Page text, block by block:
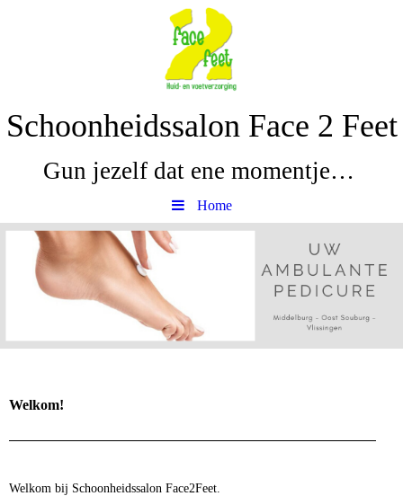
Schoonheidssalon Face 2 Feet
Gun jezelf dat ene momentje…
Home
Welkom!
Welkom bij Schoonheidssalon Face2Feet.